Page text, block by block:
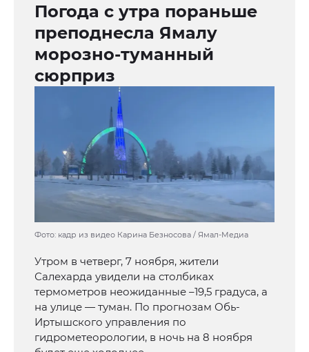
Погода с утра пораньше
преподнесла Ямалу
морозно-туманный
сюрприз
Фото: кадр из видео Карина Безносова / Ямал-Медиа
Утром в четверг, 7 ноября, жители
Салехарда увидели на столбиках
термометров неожиданные –19,5 градуса, а
на улице — туман. По прогнозам Обь-
Иртышского управления по
гидрометеорологии, в ночь на 8 ноября